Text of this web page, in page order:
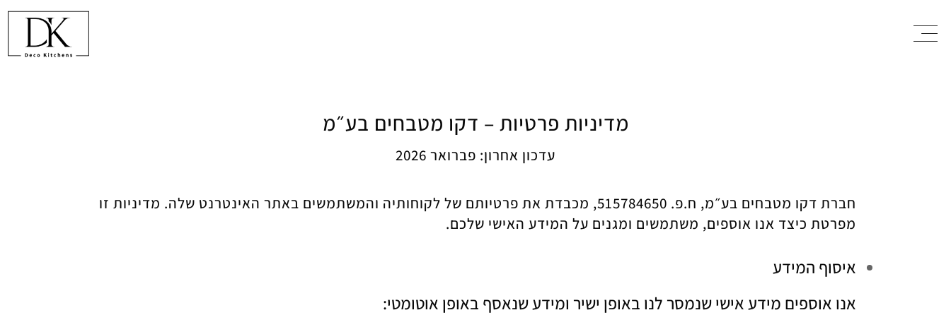
מדיניות פרטיות – דקו מטבחים בע״מ
עדכון אחרון: פברואר 2026
חברת דקו מטבחים בע״מ, ח.פ. 515784650, מכבדת את פרטיותם של לקוחותיה והמשתמשים באתר האינטרנט שלה. מדיניות זו
מפרטת כיצד אנו אוספים, משתמשים ומגנים על המידע האישי שלכם.
איסוף המידע
אנו אוספים מידע אישי שנמסר לנו באופן ישיר ומידע שנאסף באופן אוטומטי: